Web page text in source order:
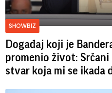
SHOWBIZ
Događaj koji je
promenio život:
stvar koja mi se ikada